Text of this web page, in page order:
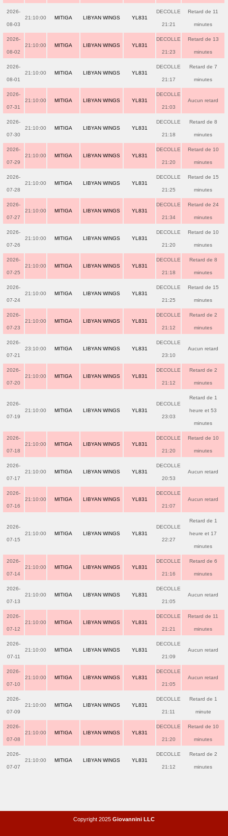
2026-
08-03
21:10:00 MITIGA LIBYAN WINGS YL831
DECOLLE
21:21
Retard de 11
minutes
2026-
08-02
21:10:00 MITIGA LIBYAN WINGS YL831
DECOLLE
21:23
Retard de 13
minutes
2026-
08-01
21:10:00 MITIGA LIBYAN WINGS YL831
DECOLLE
21:17
Retard de 7
minutes
2026-
07-31
21:10:00 MITIGA LIBYAN WINGS YL831
DECOLLE
21:03
Aucun retard
2026-
07-30
21:10:00 MITIGA LIBYAN WINGS YL831
DECOLLE
21:18
Retard de 8
minutes
2026-
07-29
21:10:00 MITIGA LIBYAN WINGS YL831
DECOLLE
21:20
Retard de 10
minutes
2026-
07-28
21:10:00 MITIGA LIBYAN WINGS YL831
DECOLLE
21:25
Retard de 15
minutes
2026-
07-27
21:10:00 MITIGA LIBYAN WINGS YL831
DECOLLE
21:34
Retard de 24
minutes
2026-
07-26
21:10:00 MITIGA LIBYAN WINGS YL831
DECOLLE
21:20
Retard de 10
minutes
2026-
07-25
21:10:00 MITIGA LIBYAN WINGS YL831
DECOLLE
21:18
Retard de 8
minutes
2026-
07-24
21:10:00 MITIGA LIBYAN WINGS YL831
DECOLLE
21:25
Retard de 15
minutes
2026-
07-23
21:10:00 MITIGA LIBYAN WINGS YL831
DECOLLE
21:12
Retard de 2
minutes
2026-
07-21
23:10:00 MITIGA LIBYAN WINGS YL831
DECOLLE
23:10
Aucun retard
2026-
07-20
21:10:00 MITIGA LIBYAN WINGS YL831
DECOLLE
21:12
Retard de 2
minutes
2026-
07-19
21:10:00 MITIGA LIBYAN WINGS YL831
DECOLLE
23:03
Retard de 1
heure et 53
minutes
2026-
07-18
21:10:00 MITIGA LIBYAN WINGS YL831
DECOLLE
21:20
Retard de 10
minutes
2026-
07-17
21:10:00 MITIGA LIBYAN WINGS YL831
DECOLLE
20:53
Aucun retard
2026-
07-16
21:10:00 MITIGA LIBYAN WINGS YL831
DECOLLE
21:07
Aucun retard
2026-
07-15
21:10:00 MITIGA LIBYAN WINGS YL831
DECOLLE
22:27
Retard de 1
heure et 17
minutes
2026-
07-14
21:10:00 MITIGA LIBYAN WINGS YL831
DECOLLE
21:16
Retard de 6
minutes
2026-
07-13
21:10:00 MITIGA LIBYAN WINGS YL831
DECOLLE
21:05
Aucun retard
2026-
07-12
21:10:00 MITIGA LIBYAN WINGS YL831
DECOLLE
21:21
Retard de 11
minutes
2026-
07-11
21:10:00 MITIGA LIBYAN WINGS YL831
DECOLLE
21:09
Aucun retard
2026-
07-10
21:10:00 MITIGA LIBYAN WINGS YL831
DECOLLE
21:05
Aucun retard
2026-
07-09
21:10:00 MITIGA LIBYAN WINGS YL831
DECOLLE
21:11
Retard de 1
minute
2026-
07-08
21:10:00 MITIGA LIBYAN WINGS YL831
DECOLLE
21:20
Retard de 10
minutes
2026-
07-07
21:10:00 MITIGA LIBYAN WINGS YL831
DECOLLE
21:12
Retard de 2
minutes
Copyright 2025 Giovannini LLC